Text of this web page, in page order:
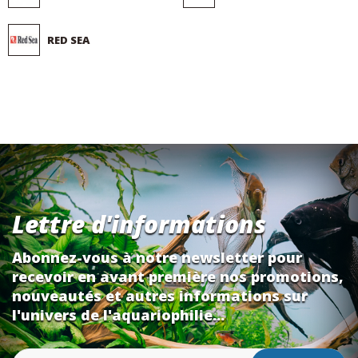
RED SEA
Lettre d'informations
Abonnez-vous à notre newsletter pour
recevoir en avant première nos promotions,
nouveautés et autres informations sur
l'univers de l'aquariophilie...